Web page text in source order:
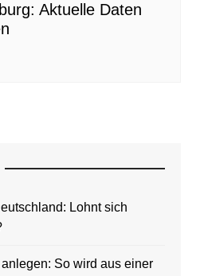
Aktuelle Daten
Lohnt sich
So wird aus einer